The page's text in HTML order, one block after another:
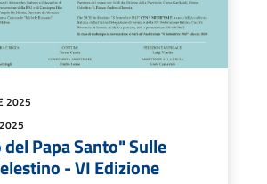
2025
Papa Santo" Sulle
- VI Edizione